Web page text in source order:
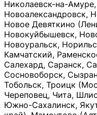
Николаевск-на-
Новоалександровск,
Новое Девяткино
Новокуйбышевск,
Новоуральск,
Камчатский,
Салехард, Саранск,
Сосновоборск,
Тобольск, Троицк
Череповец, Чита,
Южно-Сахалинск,